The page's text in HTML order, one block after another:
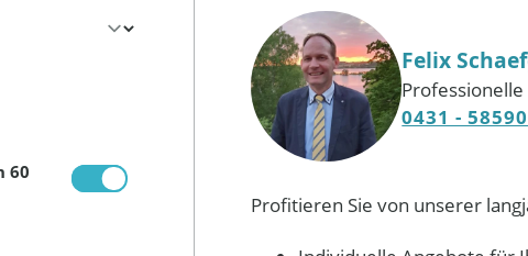
60
Felix
0431 -
Profitieren Sie von unserer